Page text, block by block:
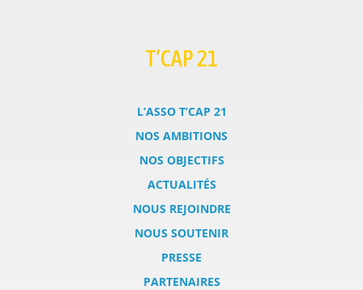
T’CAP 21
L’ASSO T’CAP 21
NOS AMBITIONS
NOS OBJECTIFS
ACTUALITÉS
NOUS REJOINDRE
NOUS SOUTENIR
PRESSE
PARTENAIRES